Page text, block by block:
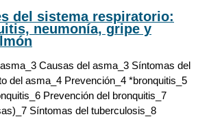
del sistema respiratorio:
neumonía, gripe y
Causas del asma_3 Síntomas del
del asma_4 Prevención_4 *bronquitis_5
Prevención del bronquitis_7
Síntomas del tuberculosis_8